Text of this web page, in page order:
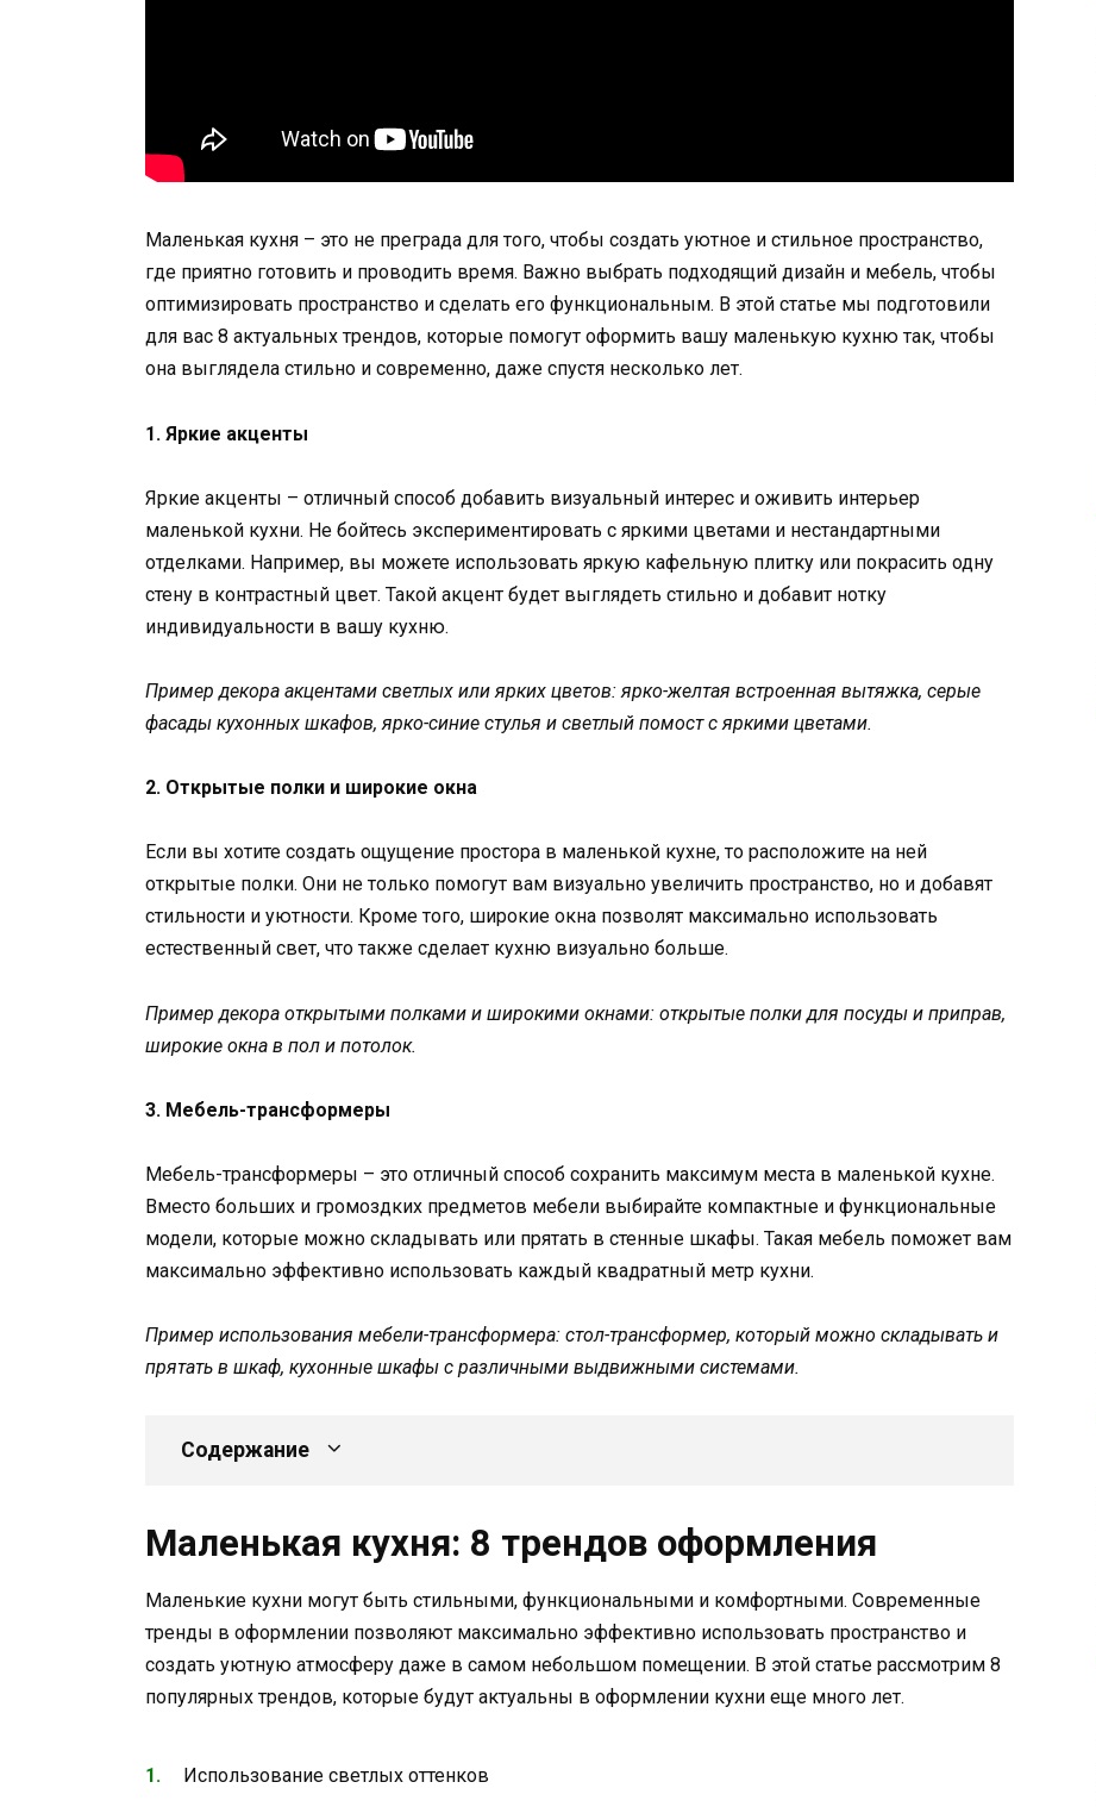
Маленькая кухня – это не преграда для того, чтобы создать уютное и стильное пространство,
где приятно готовить и проводить время. Важно выбрать подходящий дизайн и мебель, чтобы
оптимизировать пространство и сделать его функциональным. В этой статье мы подготовили
для вас 8 актуальных трендов, которые помогут оформить вашу маленькую кухню так, чтобы
она выглядела стильно и современно, даже спустя несколько лет.
1. Яркие акценты
Яркие акценты – отличный способ добавить визуальный интерес и оживить интерьер
маленькой кухни. Не бойтесь экспериментировать с яркими цветами и нестандартными
отделками. Например, вы можете использовать яркую кафельную плитку или покрасить одну
стену в контрастный цвет. Такой акцент будет выглядеть стильно и добавит нотку
индивидуальности в вашу кухню.
Пример декора акцентами светлых или ярких цветов: ярко-желтая встроенная вытяжка, серые
фасады кухонных шкафов, ярко-синие стулья и светлый помост с яркими цветами.
2. Открытые полки и широкие окна
Если вы хотите создать ощущение простора в маленькой кухне, то расположите на ней
открытые полки. Они не только помогут вам визуально увеличить пространство, но и добавят
стильности и уютности. Кроме того, широкие окна позволят максимально использовать
естественный свет, что также сделает кухню визуально больше.
Пример декора открытыми полками и широкими окнами: открытые полки для посуды и приправ,
широкие окна в пол и потолок.
3. Мебель-трансформеры
Мебель-трансформеры – это отличный способ сохранить максимум места в маленькой кухне.
Вместо больших и громоздких предметов мебели выбирайте компактные и функциональные
модели, которые можно складывать или прятать в стенные шкафы. Такая мебель поможет вам
максимально эффективно использовать каждый квадратный метр кухни.
Пример использования мебели-трансформера: стол-трансформер, который можно складывать и
прятать в шкаф, кухонные шкафы с различными выдвижными системами.
Содержание
Маленькая кухня: 8 трендов оформления
Маленькие кухни могут быть стильными, функциональными и комфортными. Современные
тренды в оформлении позволяют максимально эффективно использовать пространство и
создать уютную атмосферу даже в самом небольшом помещении. В этой статье рассмотрим 8
популярных трендов, которые будут актуальны в оформлении кухни еще много лет.
Использование светлых оттенков